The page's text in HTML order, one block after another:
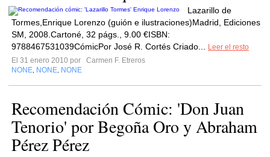
Lazarillo de
Tormes,Enrique Lorenzo (guión e ilustraciones)Madrid, Ediciones
SM, 2008.Cartoné, 32 págs., 9.00 €ISBN:
9788467531039CómicPor José R. Cortés Criado...
Leer el resto
El 31 enero 2010 por
Carmen F. Etreros
NONE NONE NONE
Recomendación Cómic: 'Don Juan
Tenorio' por Begoña Oro y Abraham
Pérez Pérez